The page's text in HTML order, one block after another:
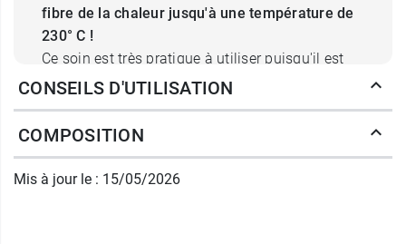
fibre de la chaleur jusqu'à une température de
230° C !
Ce soin est très pratique à utiliser puisqu'il est
sans rinçage. Il peut être appliqué
non gras et non collant
Quelle est la formule de la crème
CONSEILS D'UTILISATION
COMPOSITION
Mis à jour le : 15/05/2026